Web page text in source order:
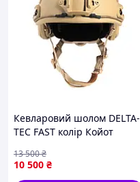
Кевларовий шолом DELTA-
TEC FAST колір Койот
10 500 ₴
13 500₴